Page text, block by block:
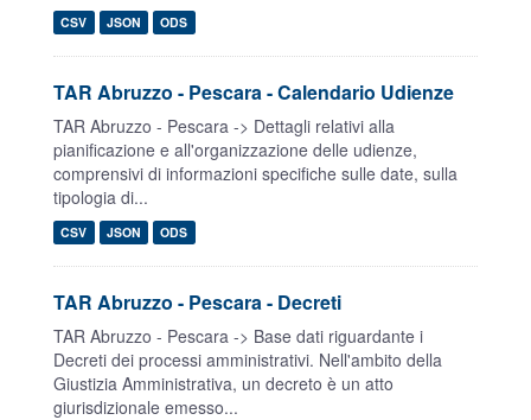
CSV JSON ODS
TAR Abruzzo - Pescara - Calendario Udienze
TAR Abruzzo - Pescara -> Dettagli relativi alla
pianificazione e all'organizzazione delle udienze,
comprensivi di informazioni specifiche sulle date, sulla
tipologia di...
CSV JSON ODS
TAR Abruzzo - Pescara - Decreti
TAR Abruzzo - Pescara -> Base dati riguardante i
Decreti dei processi amministrativi. Nell'ambito della
Giustizia Amministrativa, un decreto è un atto
giurisdizionale emesso...